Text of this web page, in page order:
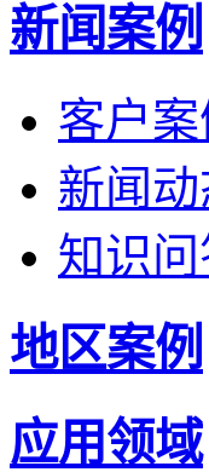
新闻案例
客户案
新闻
知识
地区案例
应用领域